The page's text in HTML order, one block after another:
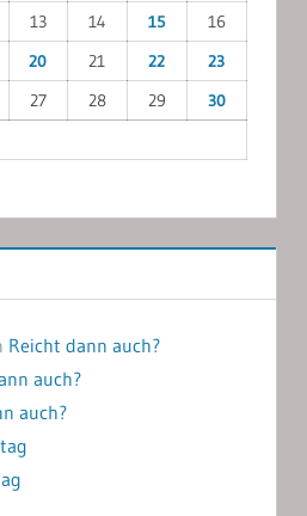
13 14 15
16
20 21 22
23
27 28 29
30
Reicht dann auch?
auch?
auch?